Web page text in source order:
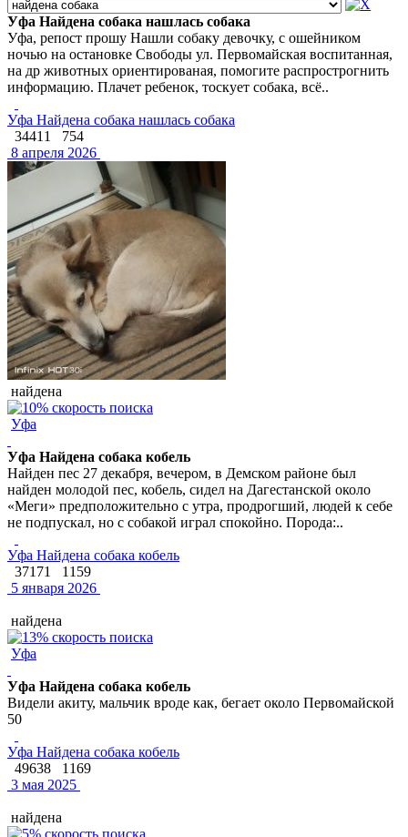
Уфа Найдена собака нашлась собака
Уфа, репост прошу Нашли собаку девочку, с ошейником
ночью на остановке Свободы ул. Первомайская воспитанная,
на др животных ориентированая, помогите распрострогнить
информацию. Плачет ребенок, тоскует собака, всё..
Уфа Найдена собака нашлась собака
34411
754
8 апреля 2026
найдена
Уфа
Уфа Найдена собака кобель
Найден пес 27 декабря, вечером, в Демском районе был
найден молодой пес, кобель, сидел на Дагестанской около
«Меги» предположительно с утра, продрогший, людей к себе
не подпускал, но с собакой играл спокойно. Порода:..
Уфа Найдена собака кобель
37171
1159
5 января 2026
найдена
Уфа
Уфа Найдена собака кобель
Видели акиту, мальчик вроде как, бегает около Первомайской
50
Уфа Найдена собака кобель
49638
1169
3 мая 2025
найдена